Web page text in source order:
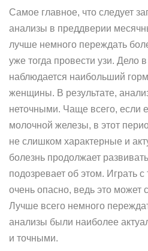
Самое главное, что следует
анализы в преддверии
лучше немного переждать
уже тогда провести узи. Дело
наблюдается наибольший
женщины. В результате,
неточными. Чаще всего, если
молочной железы, в этот
не слишком характерные и
болезнь продолжает
подозревает об этом. Играть
очень опасно, ведь это может
Лучше всего немного
анализы были наиболее
и точными.